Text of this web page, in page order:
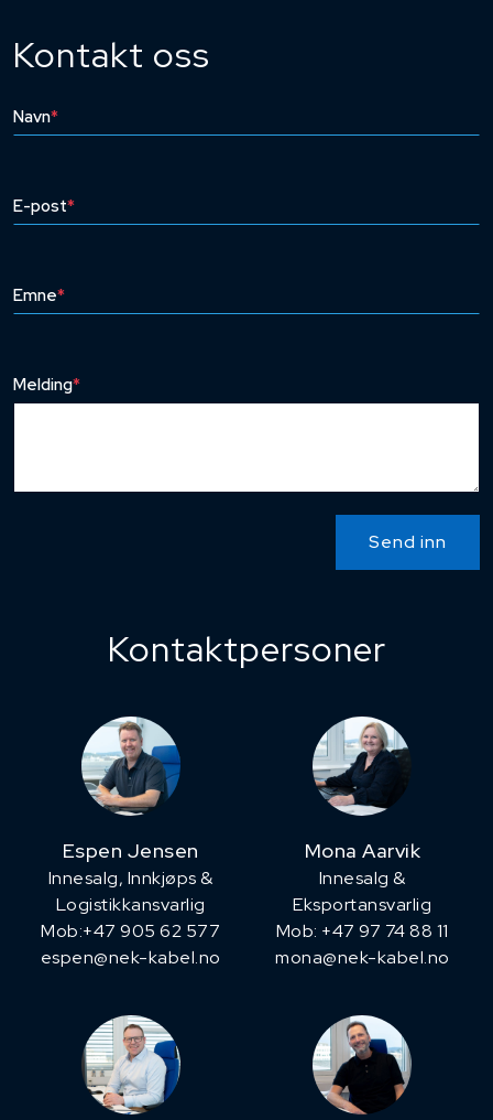
Kontakt oss
Navn*
E-post*
Emne*
Melding*
Send inn
Kontaktpersoner
Espen Jensen
Innesalg, ​Innkjøps &
Logistikkansvarlig
Mob:+47 905 62 577
espen@nek-kabel.no
Mona Aarvik
Innesalg &
Eksportansvarlig
Mob: +47 97 74 88 11
mona@nek-kabel.no